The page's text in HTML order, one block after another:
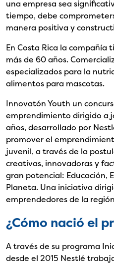
una empresa sea
tiempo, debe
manera positiva y
En Costa Rica la compañía
más de 60 años.
especializados para la
alimentos para mascotas.
Innovatón Youth un
emprendimiento dirigido a
años, desarrollado por
promover el
juvenil, a través de la
creativas, innovadoras y
gran potencial: Educación,
Planeta. Una iniciativa
emprendedores de la
¿Cómo nació el
A través de su programa
desde el 2015 Nestlé